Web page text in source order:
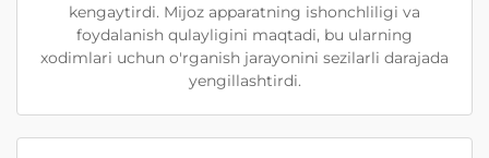
kengaytirdi. Mijoz apparatning ishonchliligi va
foydalanish qulayligini maqtadi, bu ularning
xodimlari uchun o'rganish jarayonini sezilarli darajada
yengillashtirdi.